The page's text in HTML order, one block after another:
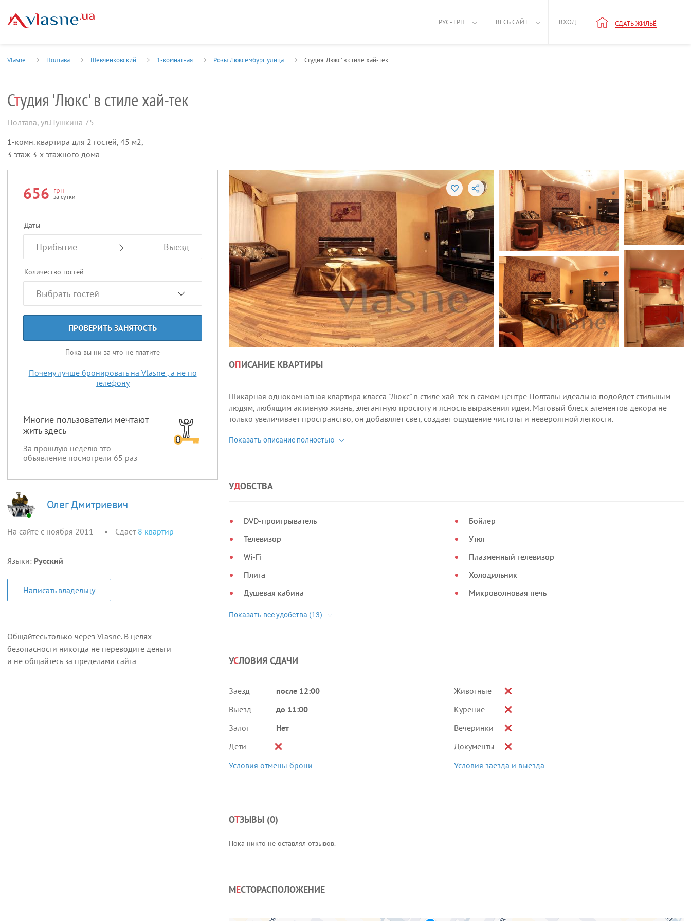
РУС - ГРН ВЕСЬ САЙТ ВХОД СДАТЬ ЖИЛЬЁ
Vlasne Полтава Шевченковский 1-комнатная Розы Люксембург улица Студия 'Люкс' в стиле хай-тек
Студия 'Люкс' в стиле хай-тек
Полтава, ул.Пушкина 75
1-комн. квартира для 2 гостей, 45 м2,
3 этаж 3-х этажного дома
656 грн
за сутки
Даты
Прибытие Выезд
Количество гостей
ПРОВЕРИТЬ ЗАНЯТОСТЬ
Пока вы ни за что не платите
Почему лучше бронировать на Vlasne , а не по
телефону
Многие пользователи мечтают
жить здесь
За прошлую неделю это
объявление посмотрели 65 раз
Олег Дмитриевич
На сайте с ноября 2011 Сдает 8 квартир
Языки: Русский
Написать владельцу
Общайтесь только через Vlasne. В целях
безопасности никогда не переводите деньги
и не общайтесь за пределами сайта
ОПИСАНИЕ КВАРТИРЫ
Шикарная однокомнатная квартира класса "Люкс" в стиле хай-тек в самом центре Полтавы идеально подойдет стильным
людям, любящим активную жизнь, элегантную простоту и ясность выражения идеи. Матовый блеск элементов декора не
только увеличивает пространство, он добавляет свет, создает ощущение чистоты и невероятной легкости.
УДОБСТВА
DVD-проигрыватель
Телевизор
Wi-Fi
Плита
Душевая кабина
Бойлер
Утюг
Плазменный телевизор
Холодильник
Микроволновая печь
УСЛОВИЯ СДАЧИ
Заезд
после 12:00
Выезд
до 11:00
Залог
Нет
Дети
Условия отмены брони
Животные
Курение
Вечеринки
Документы
Условия заезда и выезда
ОТЗЫВЫ (0)
Пока никто не оставлял отзывов.
МЕСТОРАСПОЛОЖЕНИЕ